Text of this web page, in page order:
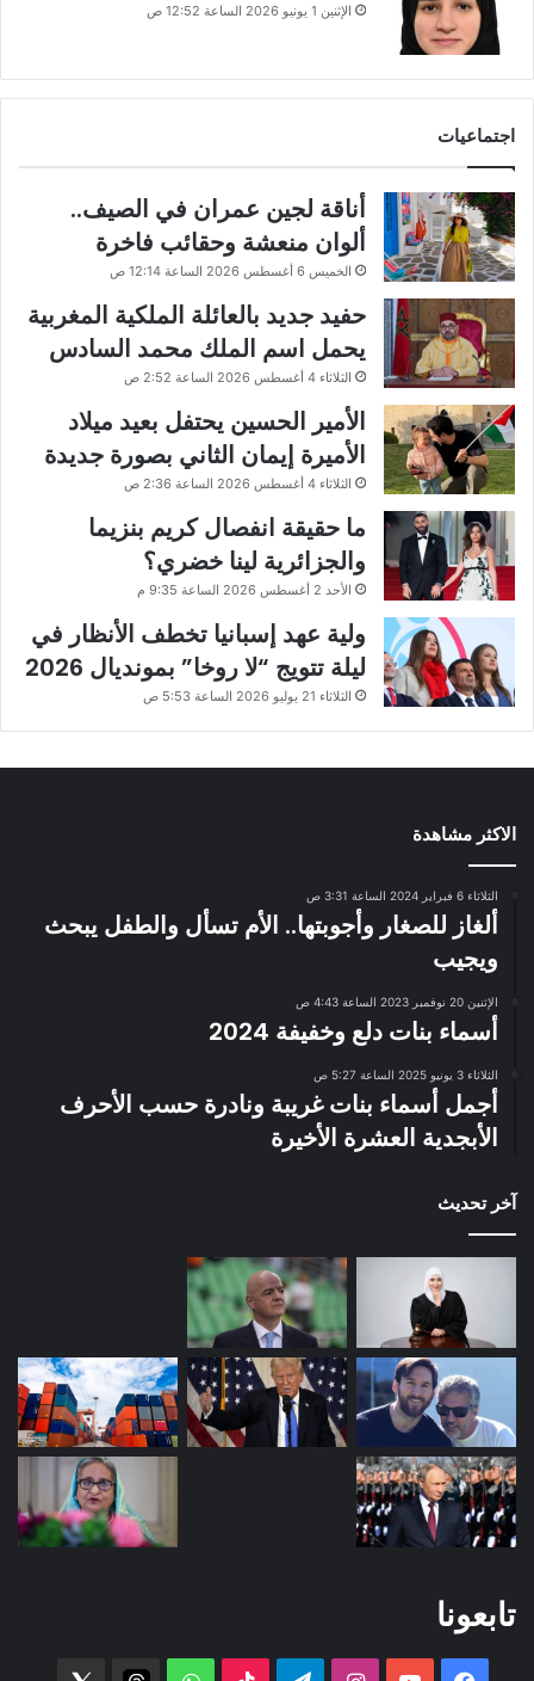
الإثنين 1 يونيو 2026 الساعة 12:52 ص
اجتماعيات
أناقة لجين عمران في الصيف..
ألوان منعشة وحقائب فاخرة
الخميس 6 أغسطس 2026 الساعة 12:14 ص
حفيد جديد بالعائلة الملكية المغربية
يحمل اسم الملك محمد السادس
الثلاثاء 4 أغسطس 2026 الساعة 2:52 ص
الأمير الحسين يحتفل بعيد ميلاد
الأميرة إيمان الثاني بصورة جديدة
الثلاثاء 4 أغسطس 2026 الساعة 2:36 ص
ما حقيقة انفصال كريم بنزيما
والجزائرية لينا خضري؟
الأحد 2 أغسطس 2026 الساعة 9:35 م
ولية عهد إسبانيا تخطف الأنظار في
ليلة تتويج “لا روخا” بمونديال 2026
الثلاثاء 21 يوليو 2026 الساعة 5:53 ص
الاكثر مشاهدة
الثلاثاء 6 فبراير 2024 الساعة 3:31 ص
ألغاز للصغار وأجوبتها.. الأم تسأل والطفل يبحث
ويجيب
الإثنين 20 نوفمبر 2023 الساعة 4:43 ص
أسماء بنات دلع وخفيفة 2024
الثلاثاء 3 يونيو 2025 الساعة 5:27 ص
أجمل أسماء بنات غريبة ونادرة حسب الأحرف
الأبجدية العشرة الأخيرة
آخر تحديث
تابعونا